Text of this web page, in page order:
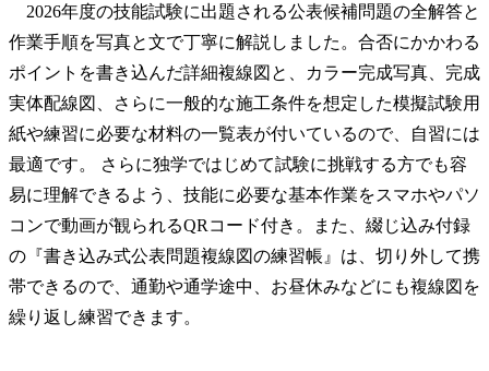
2026年度の技能試験に出題される公表候補問題の全解答と
作業手順を写真と文で丁寧に解説しました。合否にかかわる
ポイントを書き込んだ詳細複線図と、カラー完成写真、完成
実体配線図、さらに一般的な施工条件を想定した模擬試験用
紙や練習に必要な材料の一覧表が付いているので、自習には
最適です。 さらに独学ではじめて試験に挑戦する方でも容
易に理解できるよう、技能に必要な基本作業をスマホやパソ
コンで動画が観られるQRコード付き。また、綴じ込み付録
の『書き込み式公表問題複線図の練習帳』は、切り外して携
帯できるので、通勤や通学途中、お昼休みなどにも複線図を
繰り返し練習できます。